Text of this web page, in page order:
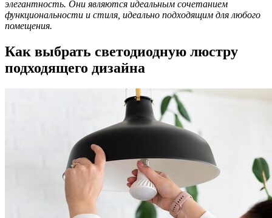
элегантность. Они являются идеальным сочетанием
функциональности и стиля, идеально подходящим для любого
помещения.
Как выбрать светодиодную люстру
подходящего дизайна